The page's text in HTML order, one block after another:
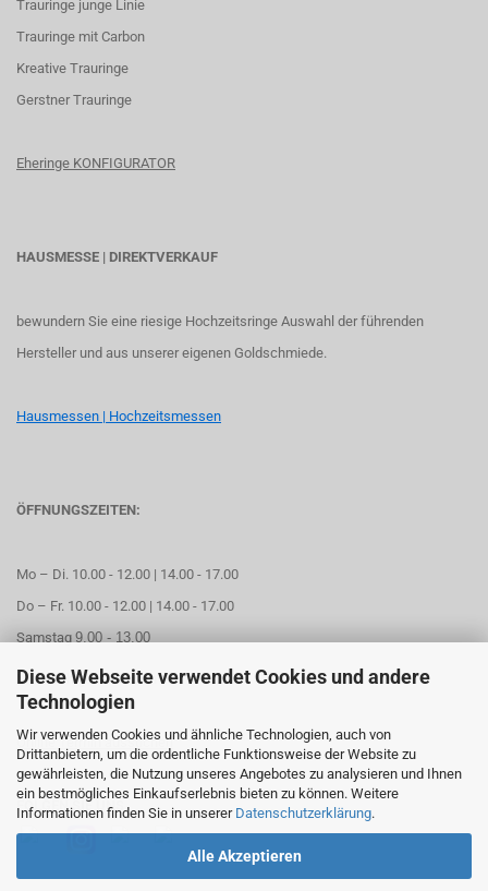
Diese Webseite verwendet Cookies und andere
Technologien
Wir verwenden Cookies und ähnliche Technologien, auch von
Drittanbietern, um die ordentliche Funktionsweise der Website zu
gewährleisten, die Nutzung unseres Angebotes zu analysieren und Ihnen
ein bestmögliches Einkaufserlebnis bieten zu können. Weitere
Informationen finden Sie in unserer Datenschutzerklärung.
Alle Akzeptieren
Trauringe junge Linie
Trauringe mit Carbon
Kreative Trauringe
Gerstner Trauringe
Eheringe KONFIGURATOR
HAUSMESSE | DIREKTVERKAUF
bewundern Sie eine riesige Hochzeitsringe Auswahl der führenden
Hersteller und aus unserer eigenen Goldschmiede.
Hausmessen | Hochzeitsmessen
ÖFFNUNGSZEITEN:
Mo – Di. 10.00 - 12.00 | 14.00 - 17.00
Do – Fr. 10.00 - 12.00 | 14.00 - 17.00
Samstag 9.00 - 13.00
Mittwoch geschlossen
Online Termin aussuchen
FOLGEN SIE UNS